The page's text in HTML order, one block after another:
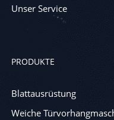
Unser Service
PRODUKTE
Blattausrüstung
Weiche